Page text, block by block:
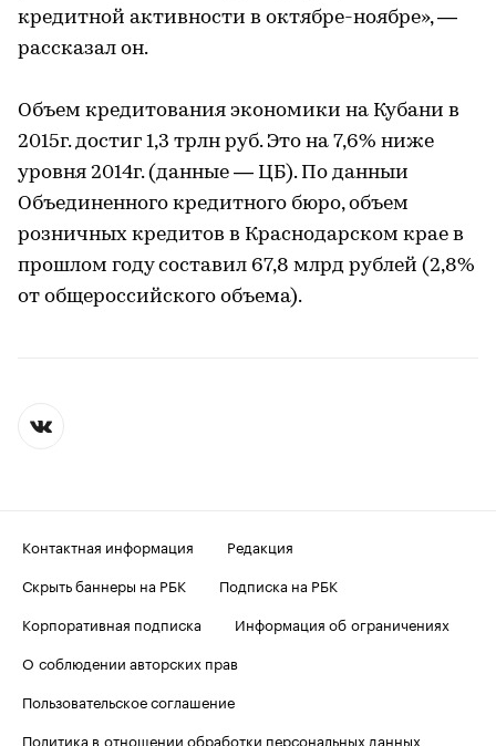
кредитной активности в октябре-ноябре», —
рассказал он.
Объем кредитования экономики на Кубани в
2015г. достиг 1,3 трлн руб. Это на 7,6% ниже
уровня 2014г. (данные — ЦБ). По данныи
Объединенного кредитного бюро, объем
розничных кредитов в Краснодарском крае в
прошлом году составил 67,8 млрд рублей (2,8%
от общероссийского объема).
Контактная информация
Редакция
Скрыть баннеры на РБК
Подписка на РБК
Корпоративная подписка
Информация об ограничениях
О соблюдении авторских прав
Пользовательское соглашение
Политика в отношении обработки персональных данных